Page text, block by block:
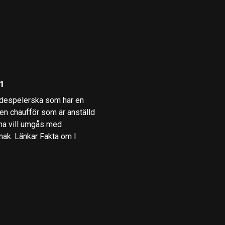
som har en
chaufför som är anställd
vill umgås med
Länkar Fakta om I